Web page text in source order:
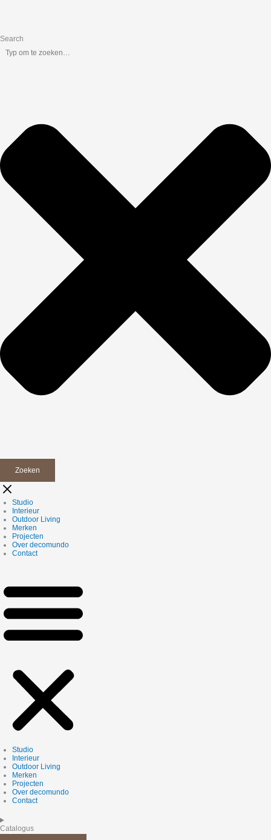
Search
Zoeken
Studio
Interieur
Outdoor Living
Merken
Projecten
Over decomundo
Contact
Studio
Interieur
Outdoor Living
Merken
Projecten
Over decomundo
Contact
Catalogus